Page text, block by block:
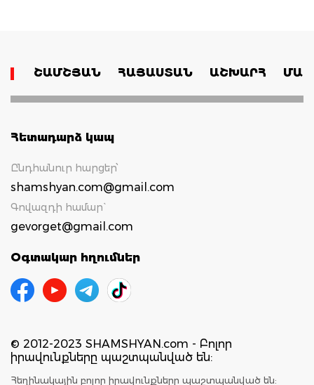
ՇԱՄՇՅԱՆ ՀԱՅԱՍՏԱՆ ԱՇԽԱՐՀ
Հետադարձ կապ
Ընդհանուր հարցեր՝
shamshyan.com@gmail.com
Գովազդի համար`
gevorget@gmail.com
Օգտակար հղումներ
© 2012-2023 SHAMSHYAN.com - Բոլոր
իրավունքները պաշտպանված են:
Հեղինակային բոլոր իրավունքները պաշտպանված են: